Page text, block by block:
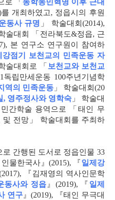
로 「 동학농민혁명 이후 근대
개최하였고, 정읍시의 후원
동사 규명 」 학술대회(2014),
술대회 「전라북도&정읍, 근
본 연구소 연구원이 참여하
강점기 보천교의 민족운동 자
대회로 「 보천교와 보천교
독립만세운동 100주년기념학
역의 민족운동」 학술대회(20
, 영주정사와 영학숙」 학술대
간학술 용역으로 「태인 무
및 전망」 학술대회를 주최하
간행된 도서로 정읍인물 33
물한국사』(2015), 『일제강
『김재영의 역사인문학
동사와 정읍』(2019), 『 일제
연구』(2019), 『태인 무극대